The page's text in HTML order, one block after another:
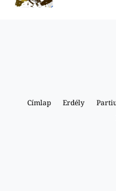
Címlap Erdély